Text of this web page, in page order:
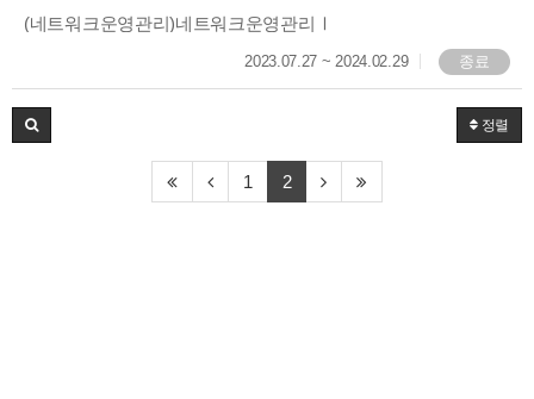
(네트워크운영관리)네트워크운영관리Ⅰ
2023.07.27 ~2024.02.29 종료
정렬
1 2